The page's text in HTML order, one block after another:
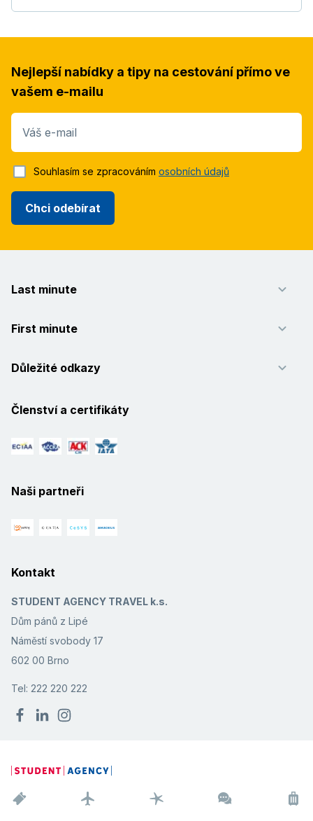
Nejlepší nabídky a tipy na cestování přímo ve
vašem e-mailu
Váš e-mail
Chci odebírat
Souhlasím se zpracováním osobních údajů
Last minute
First minute
Důležité odkazy
Členství a certifikáty
Naši partneři
Kontakt
STUDENT AGENCY TRAVEL k.s.
Dům pánů z Lipé
Náměstí svobody 17
602 00 Brno
Tel: 222 220 222